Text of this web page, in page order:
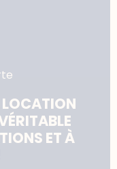
LOCATION
ET À